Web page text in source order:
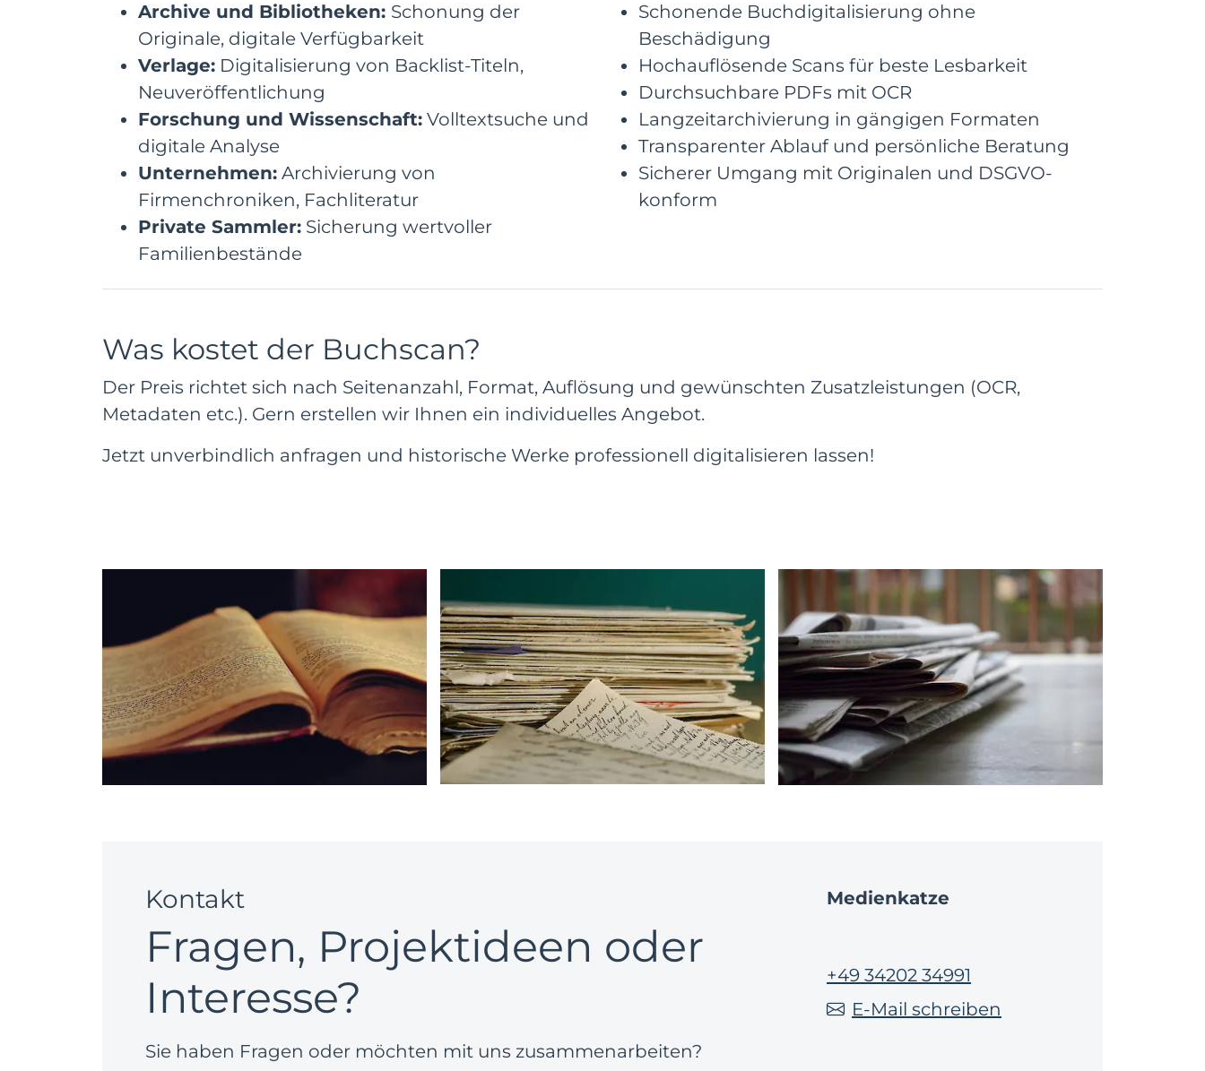
Archive und Bibliotheken: Schonung der
Originale, digitale Verfügbarkeit
Verlage: Digitalisierung von Backlist-Titeln,
Neuveröffentlichung
Forschung und Wissenschaft: Volltextsuche und
digitale Analyse
Unternehmen: Archivierung von
Firmenchroniken, Fachliteratur
Private Sammler: Sicherung wertvoller
Familienbestände
Schonende Buchdigitalisierung ohne
Beschädigung
Hochauflösende Scans für beste Lesbarkeit
Durchsuchbare PDFs mit OCR
Langzeitarchivierung in gängigen Formaten
Transparenter Ablauf und persönliche Beratung
Sicherer Umgang mit Originalen und DSGVO-
konform
Was kostet der Buchscan?
Der Preis richtet sich nach Seitenanzahl, Format, Auflösung und gewünschten Zusatzleistungen (OCR,
Metadaten etc.). Gern erstellen wir Ihnen ein individuelles Angebot.
Jetzt unverbindlich anfragen und historische Werke professionell digitalisieren lassen!
Kontakt
Fragen, Projektideen oder
Interesse?
Sie haben Fragen oder möchten mit uns zusammenarbeiten?
Medienkatze
+49 34202 34991
E-Mail schreiben